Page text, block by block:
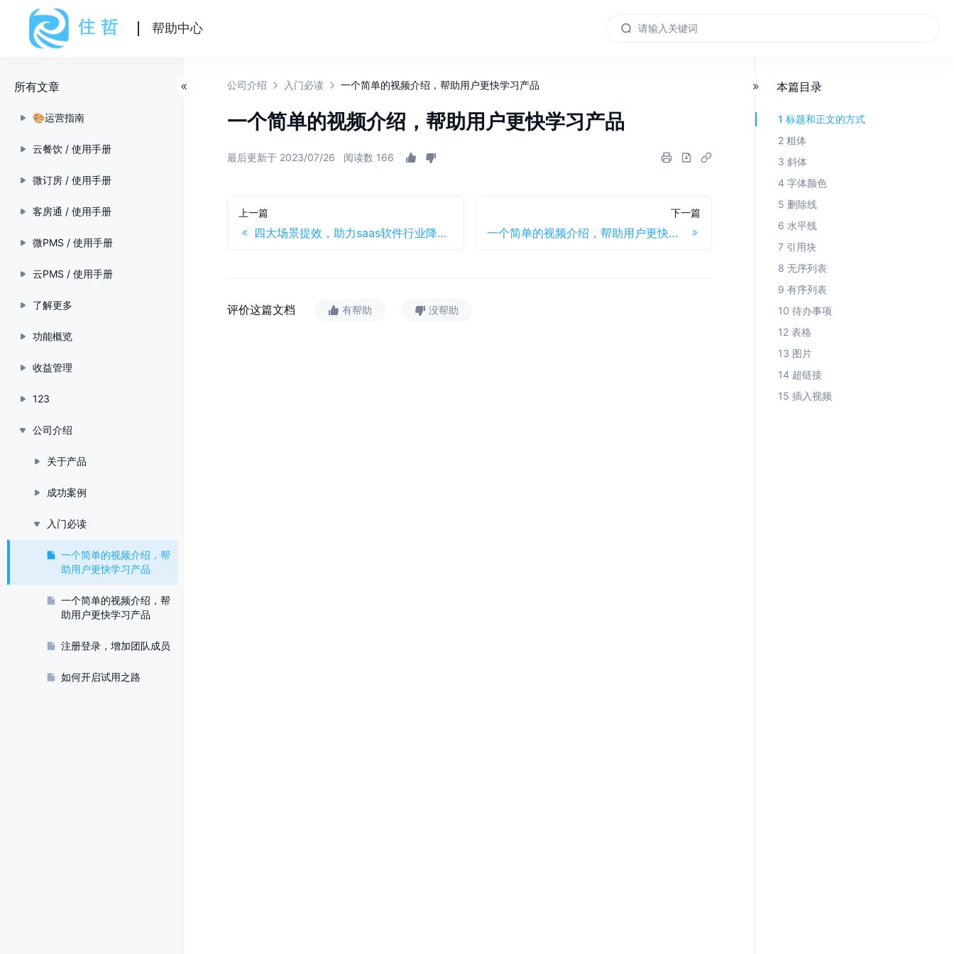
帮助中心
所有文章
🎨运营指南
云餐饮 / 使用手册
微订房 / 使用手册
客房通 / 使用手册
微PMS / 使用手册
云PMS / 使用手册
了解更多
功能概览
收益管理
123
公司介绍
关于产品
成功案例
入门必读
一个简单的视频介绍，帮
助用户更快学习产品
一个简单的视频介绍，帮
助用户更快学习产品
注册登录，增加团队成员
如何开启试用之路
公司介绍 入门必读 一个简单的视频介绍，帮助用户更快学习产品
一个简单的视频介绍，帮助用户更快学习产品
最后更新于 2023/07/26 阅读数 166
上一篇
四大场景提效，助力saas软件行业降低客服成本
下一篇
一个简单的视频介绍，帮助用户更快学习产品
评价这篇文档 有帮助 没帮助
本篇目录
1 标题和正文的方式
2 粗体
3 斜体
4 字体颜色
5 删除线
6 水平线
7 引用块
8 无序列表
9 有序列表
10 待办事项
12 表格
13 图片
14 超链接
15 插入视频